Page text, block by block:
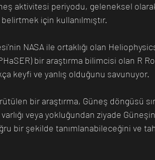
aktivitesi periyodu, geleneksel
için kullanılmıştır.
NASA ile ortaklığı olan
bir araştırma bilimcisi olan R
keyfi ve yanlış olduğunu savunuyor.
bir araştırma, Güneş döngüsü
veya yokluğundan ziyade
bir şekilde tanımlanabileceğini ve